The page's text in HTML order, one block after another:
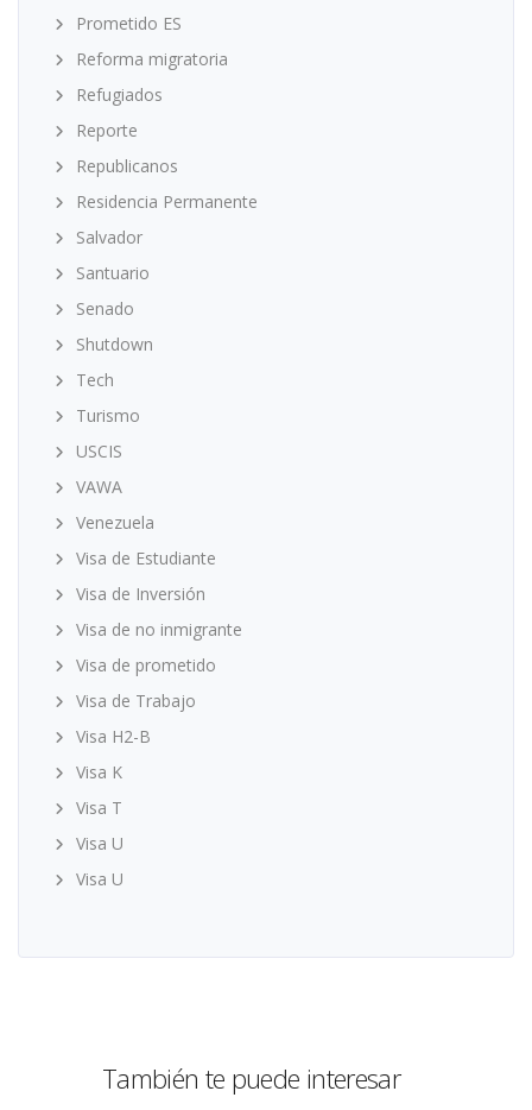
Prometido ES
Reforma migratoria
Refugiados
Reporte
Republicanos
Residencia Permanente
Salvador
Santuario
Senado
Shutdown
Tech
Turismo
USCIS
VAWA
Venezuela
Visa de Estudiante
Visa de Inversión
Visa de no inmigrante
Visa de prometido
Visa de Trabajo
Visa H2-B
Visa K
Visa T
Visa U
Visa U
También te puede interesar